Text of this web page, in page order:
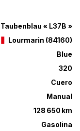
« L37B »
Lourmarin (84160)
Blue
320
Cuero
Manual
128 650 km
Gasolina